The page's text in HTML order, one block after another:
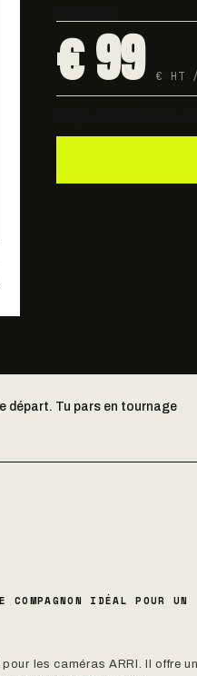
€ 99 € HT /
départ. Tu pars en tournage
IDÉAL POUR UN
les caméras ARRI. Il offre un